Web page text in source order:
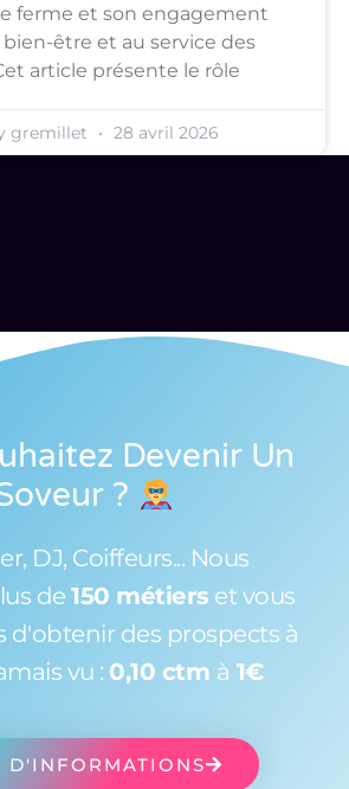
ferme et son engagement
être et au service des
article présente le rôle
gremillet 28 avril 2026
Devenir Un
?
DJ, Coiffeurs... Nous
de 150 métiers et vous
d'obtenir des prospects à
vu : 0,10 ctm à 1€
D'INFORMATIONS